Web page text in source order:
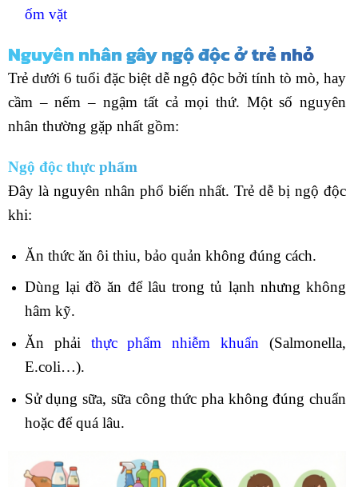
ốm vặt
Nguyên nhân gây ngộ độc ở trẻ nhỏ
Trẻ dưới 6 tuổi đặc biệt dễ ngộ độc bởi tính tò mò, hay
cầm – nếm – ngậm tất cả mọi thứ. Một số nguyên
nhân thường gặp nhất gồm:
Ngộ độc thực phẩm
Đây là nguyên nhân phổ biến nhất. Trẻ dễ bị ngộ độc
khi:
Ăn thức ăn ôi thiu, bảo quản không đúng cách.
Dùng lại đồ ăn để lâu trong tủ lạnh nhưng không
hâm kỹ.
Ăn phải thực phẩm nhiễm khuẩn (Salmonella,
E.coli…).
Sử dụng sữa, sữa công thức pha không đúng chuẩn
hoặc để quá lâu.